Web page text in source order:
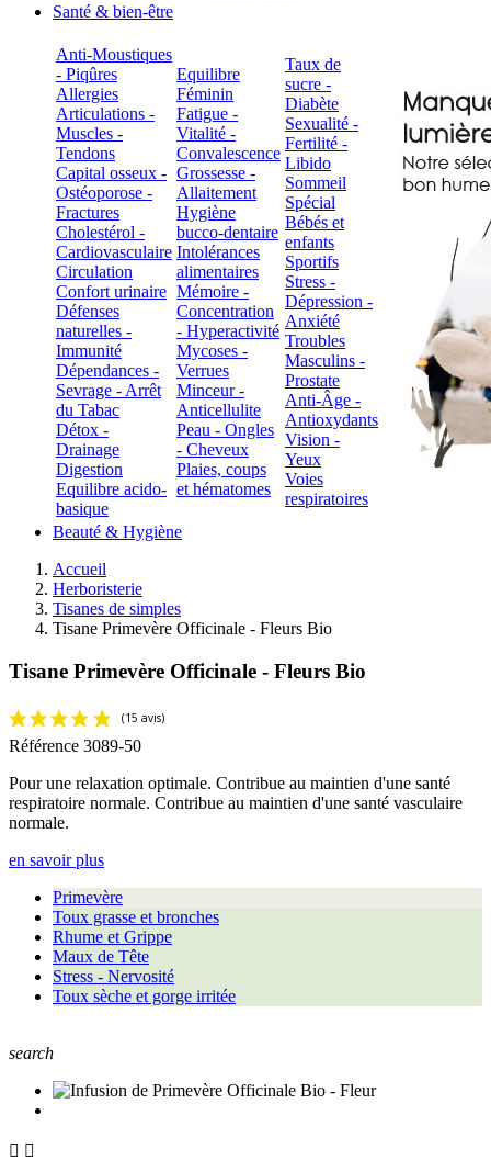
Santé & bien-être
Anti-Moustiques
- Piqûres
Allergies
Articulations -
Muscles -
Tendons
Capital osseux -
Ostéoporose -
Fractures
Cholestérol -
Cardiovasculaire
Circulation
Confort urinaire
Défenses
naturelles -
Immunité
Dépendances -
Sevrage - Arrêt
du Tabac
Détox -
Drainage
Digestion
Equilibre acido-
basique
Equilibre
Féminin
Fatigue -
Vitalité -
Convalescence
Grossesse -
Allaitement
Hygiène
bucco-dentaire
Intolérances
alimentaires
Mémoire -
Concentration
- Hyperactivité
Mycoses -
Verrues
Minceur -
Anticellulite
Peau - Ongles
- Cheveux
Plaies, coups
et hématomes
Taux de
sucre -
Diabète
Sexualité -
Fertilité -
Libido
Sommeil
Spécial
Bébés et
enfants
Sportifs
Stress -
Dépression -
Anxiété
Troubles
Masculins -
Prostate
Anti-Âge -
Antioxydants
Vision -
Yeux
Voies
respiratoires
Beauté & Hygiène
Accueil
Herboristerie
Tisanes de simples
Tisane Primevère Officinale - Fleurs Bio
Tisane Primevère Officinale - Fleurs Bio
Référence 3089-50
Pour une relaxation optimale. Contribue au maintien d'une santé
respiratoire normale. Contribue au maintien d'une santé vasculaire
normale.
en savoir plus
Primevère
Toux grasse et bronches
Rhume et Grippe
Maux de Tête
Stress - Nervosité
Toux sèche et gorge irritée
search
 